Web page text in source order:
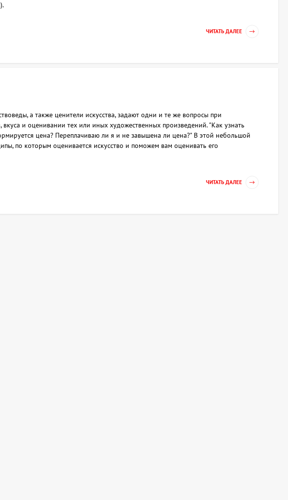
ЧИТАТЬ ДАЛЕЕ
а также ценители искусства, задают одни и те же вопросы при
и оценивании тех или иных художественных произведений. "Как узнать
цена? Переплачиваю ли я и не завышена ли цена?" В этой небольшой
по которым оценивается искусство и поможем вам оценивать его
ЧИТАТЬ ДАЛЕЕ